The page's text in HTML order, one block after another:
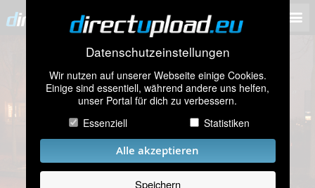
Datenschutzeinstellungen
Wir nutzen auf unserer Webseite einige Cookies.
Einige sind essentiell, während andere uns helfen,
unser Portal für dich zu verbessern.
Essenziell
Statistiken
Alle akzeptieren
Speichern